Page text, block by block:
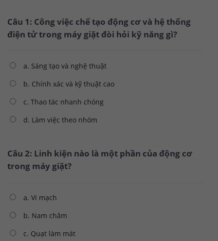
Câu 1: Công việc chế tạo động cơ và hệ thống
điện tử trong máy giặt đòi hỏi kỹ năng gì?
a. Sáng tạo và nghệ thuật
b. Chính xác và kỹ thuật cao
c. Thao tác nhanh chóng
d. Làm việc theo nhóm
Câu 2: Linh kiện nào là một phần của động cơ
trong máy giặt?
a. Vi mạch
b. Nam châm
c. Quạt làm mát